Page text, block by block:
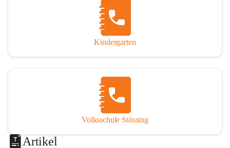
Kindergarten
Volksschule Stössing
Artikel